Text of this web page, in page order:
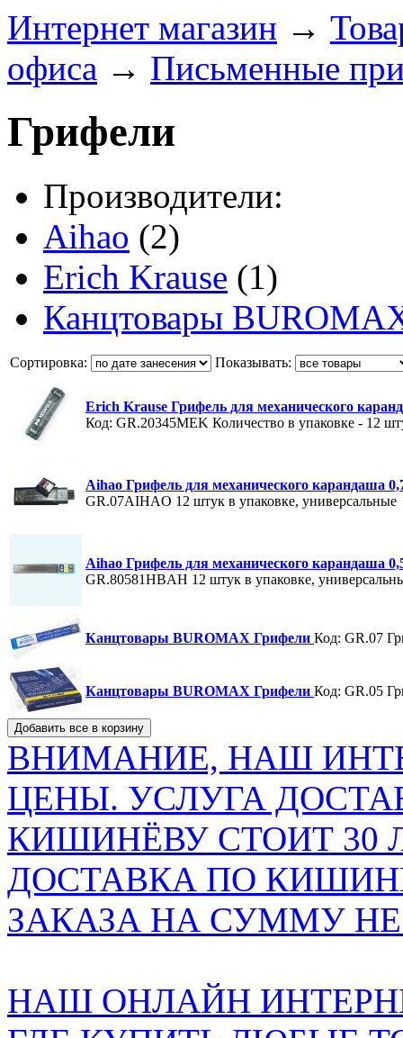
Интернет магазин →
офиса → Письменные
Грифели
Производители:
Aihao (2)
Erich Krause (1)
Канцтовары
Сортировка: Показывать:
Erich Krause Грифель для механического
Код: GR.20345MEK Количество в упаковке - 12
Aihao Грифель для механического карандаша
GR.07AIHAO 12 штук в упаковке, универсальные
Aihao Грифель для механического карандаша
GR.80581HBAH 12 штук в упаковке,
Канцтовары BUROMAX Грифели Код: GR.07
Канцтовары BUROMAX Грифели Код: GR.05
ВНИМАНИЕ, НАШ
ЦЕНЫ. УСЛУГА
КИШИНЁВУ СТОИТ 30
ДОСТАВКА ПО
ЗАКАЗА НА СУММУ НЕ
НАШ ОНЛАЙН